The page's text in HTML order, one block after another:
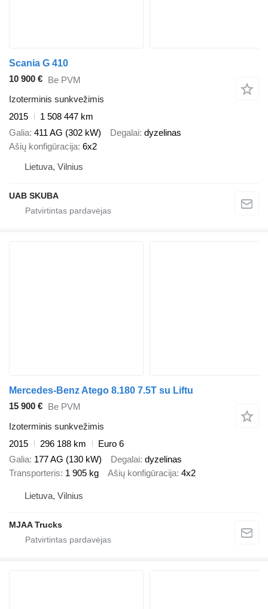
Scania G 410
10 900 € Be PVM
Izoterminis sunkvežimis
2015
1 508 447 km
Galia 411 AG (302 kW) Degalai dyzelinas
Ašių konfigūracija 6x2
Lietuva, Vilnius
UAB SKUBA
Mercedes-Benz Atego 8.180 7.5T su Liftu
15 900 € Be PVM
Izoterminis sunkvežimis
2015
296 188 km
Euro 6
Galia 177 AG (130 kW) Degalai dyzelinas
Transporteris 1 905 kg Ašių konfigūracija 4x2
Lietuva, Vilnius
MJAA Trucks